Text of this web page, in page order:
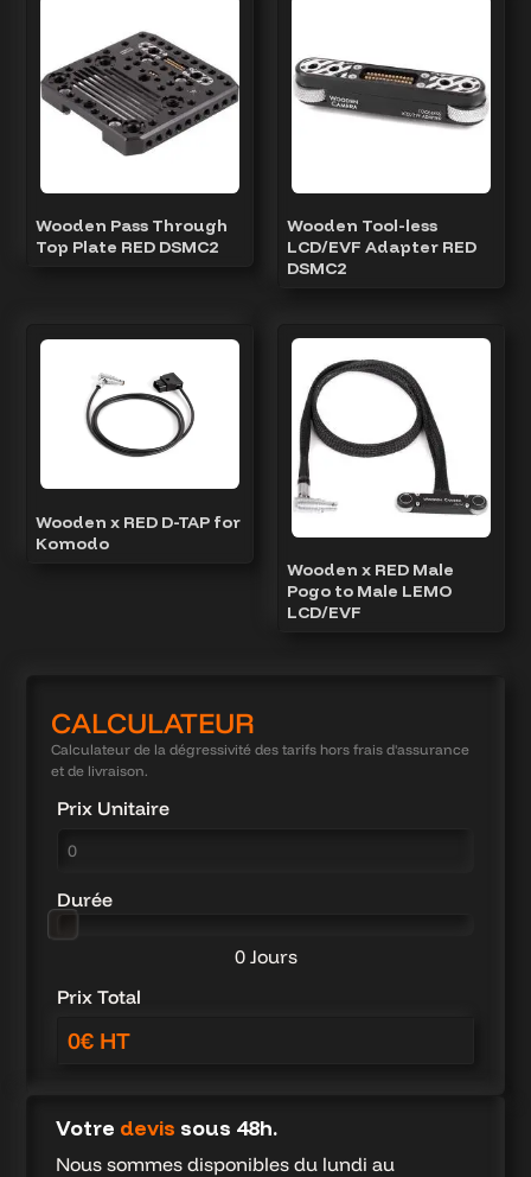
Wooden Pass Through
Top Plate RED DSMC2
Wooden Tool-less
LCD/EVF Adapter RED
DSMC2
Wooden x RED D-TAP for
Komodo
Wooden x RED Male
Pogo to Male LEMO
LCD/EVF
CALCULATEUR
Calculateur de la dégressivité des tarifs hors frais d'assurance
et de livraison.
Prix Unitaire
Durée
0 Jours
Prix Total
Votre devis sous 48h.
Nous sommes disponibles du lundi au